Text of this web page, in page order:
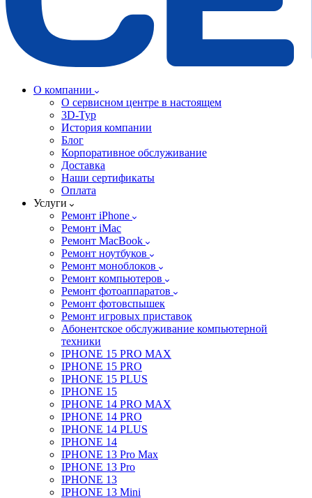
О компании
О сервисном центре в настоящем
3D-Тур
История компании
Блог
Корпоративное обслуживание
Доставка
Наши сертификаты
Оплата
Услуги
Ремонт iPhone
Ремонт iMac
Ремонт MacBook
Ремонт ноутбуков
Ремонт моноблоков
Ремонт компьютеров
Ремонт фотоаппаратов
Ремонт фотовспышек
Ремонт игровых приставок
Абонентское обслуживание компьютерной
техники
IPHONE 15 PRO MAX
IPHONE 15 PRO
IPHONE 15 PLUS
IPHONE 15
IPHONE 14 PRO MAX
IPHONE 14 PRO
IPHONE 14 PLUS
IPHONE 14
IPHONE 13 Pro Max
IPHONE 13 Pro
IPHONE 13
IPHONE 13 Mini